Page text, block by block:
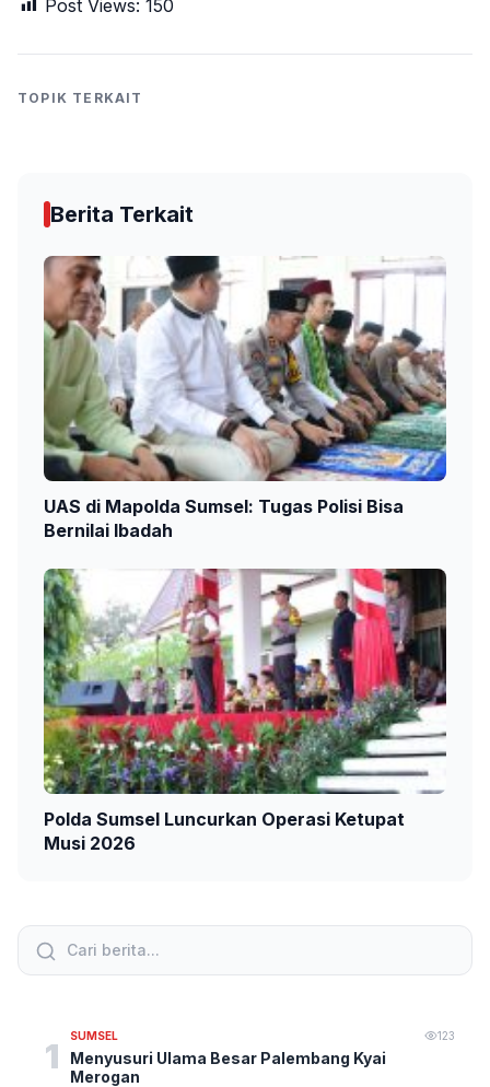
Post Views: 150
TOPIK TERKAIT
Berita Terkait
UAS di Mapolda Sumsel: Tugas Polisi Bisa
Bernilai Ibadah
Polda Sumsel Luncurkan Operasi Ketupat
Musi 2026
1
SUMSEL 123
Menyusuri Ulama Besar Palembang Kyai
Merogan